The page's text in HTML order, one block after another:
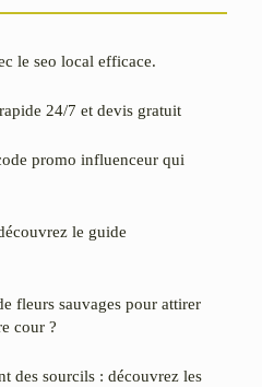
le seo local efficace.
24/7 et devis gratuit
promo influenceur qui
le guide
fleurs sauvages pour attirer
cour ?
des sourcils : découvrez les